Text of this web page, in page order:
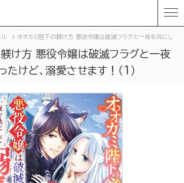
ル オオカミ陛下の躾け方 悪役令嬢は破滅フラグと一夜を共にしてし
け方 悪役令嬢は破滅フラグと一夜
たけど、溺愛させます！（1）